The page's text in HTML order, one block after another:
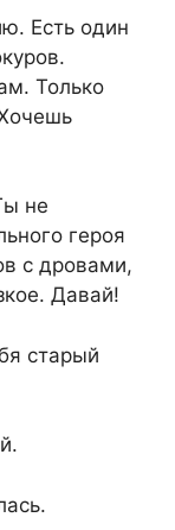
Есть один
Только
не
героя
с дровами,
Давай!
старый